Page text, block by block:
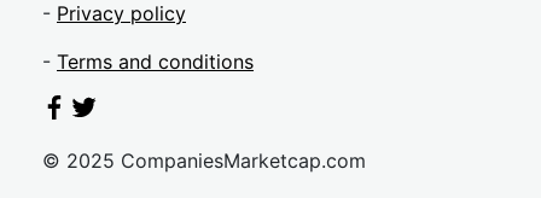
- Privacy policy
- Terms and conditions
© 2025 CompaniesMarketcap.com